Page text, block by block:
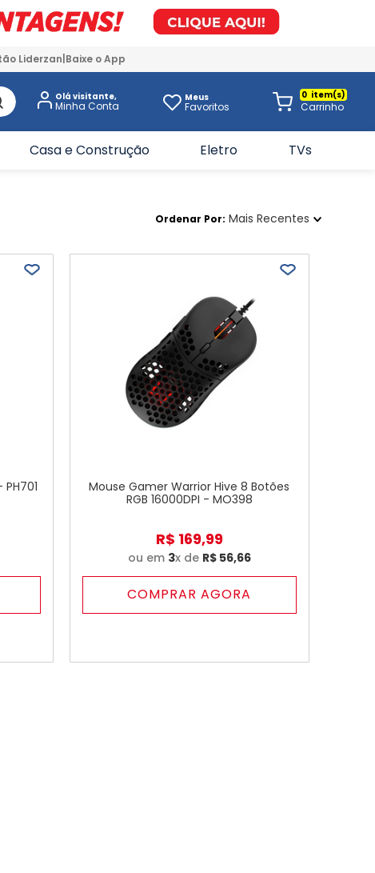
Liderzan Baixe o App
Olá visitante, Meus
Favoritos
0
Casa e Construção Eletro TVs
Ordenar Por Mais Recentes
Mouse Gamer Warrior Hive 8 Botões
RGB 16000DPI - MO398
R$ 169,99
ou em 3x de R$ 56,66
COMPRAR AGORA